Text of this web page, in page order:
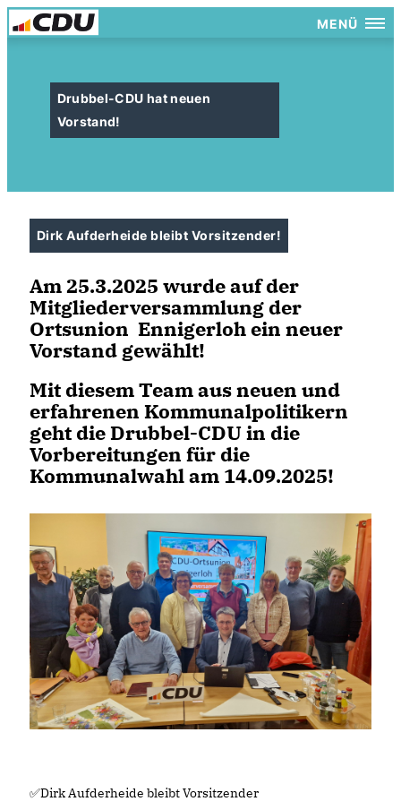
MENÜ
Drubbel-CDU hat neuen
Vorstand!
Dirk Aufderheide bleibt Vorsitzender!
Am 25.3.2025 wurde auf der
Mitgliederversammlung der
Ortsunion Ennigerloh ein neuer
Vorstand gewählt!
Mit diesem Team aus neuen und
erfahrenen Kommunalpolitikern
geht die Drubbel-CDU in die
Vorbereitungen für die
Kommunalwahl am 14.09.2025!
✅Dirk Aufderheide bleibt Vorsitzender